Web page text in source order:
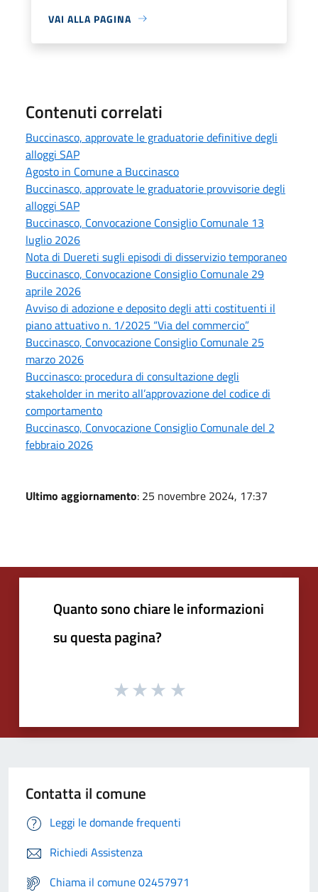
VAI ALLA PAGINA
Contenuti correlati
Buccinasco, approvate le graduatorie definitive degli
alloggi SAP
Agosto in Comune a Buccinasco
Buccinasco, approvate le graduatorie provvisorie degli
alloggi SAP
Buccinasco, Convocazione Consiglio Comunale 13
luglio 2026
Nota di Duereti sugli episodi di disservizio temporaneo
Buccinasco, Convocazione Consiglio Comunale 29
aprile 2026
Avviso di adozione e deposito degli atti costituenti il
piano attuativo n. 1/2025 “Via del commercio”
Buccinasco, Convocazione Consiglio Comunale 25
marzo 2026
Buccinasco: procedura di consultazione degli
stakeholder in merito all’approvazione del codice di
comportamento
Buccinasco, Convocazione Consiglio Comunale del 2
febbraio 2026
Ultimo aggiornamento: 25 novembre 2024, 17:37
Quanto sono chiare le informazioni
su questa pagina?
Contatta il comune
Leggi le domande frequenti
Richiedi Assistenza
Chiama il comune 02457971